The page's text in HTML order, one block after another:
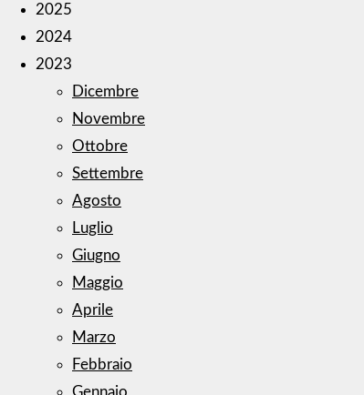
2025
2024
2023
Dicembre
Novembre
Ottobre
Settembre
Agosto
Luglio
Giugno
Maggio
Aprile
Marzo
Febbraio
Gennaio